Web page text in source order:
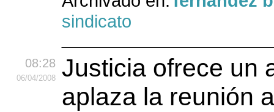
sindicato
08:28
06/04/2008
Justicia ofrece un
aplaza la reunión